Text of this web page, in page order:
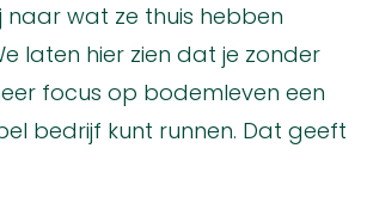
naar wat ze thuis hebben
laten hier zien dat je zonder
focus op bodemleven een
bedrijf kunt runnen. Dat geeft